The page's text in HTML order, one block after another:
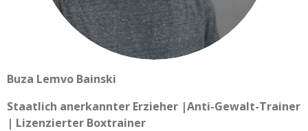
Buza Lemvo Bainski
Staatlich anerkannter Erzieher |Anti-Gewalt-Trainer
| Lizenzierter Boxtrainer